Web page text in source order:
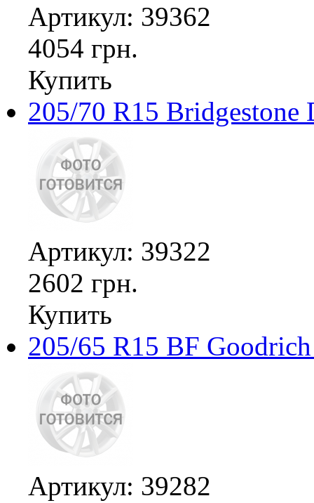
Артикул: 39362
4054 грн.
Купить
205/70 R15 Bridgestone
Артикул: 39322
2602 грн.
Купить
205/65 R15 BF
Артикул: 39282